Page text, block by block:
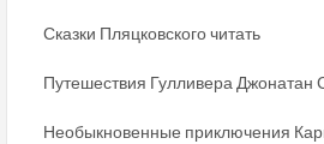
Сказки Пляцковского читать
Путешествия Гулливера Джонатан
Необыкновенные приключения